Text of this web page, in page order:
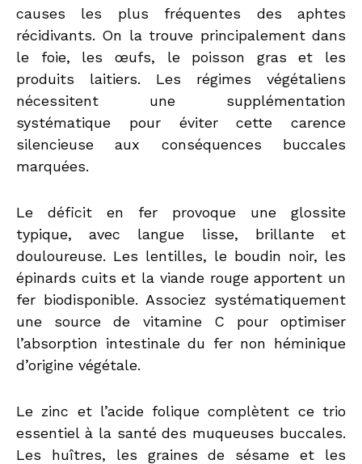
causes les plus fréquentes des aphtes
récidivants. On la trouve principalement dans
le foie, les œufs, le poisson gras et les
produits laitiers. Les régimes végétaliens
nécessitent une supplémentation
systématique pour éviter cette carence
silencieuse aux conséquences buccales
marquées.
Le déficit en fer provoque une glossite
typique, avec langue lisse, brillante et
douloureuse. Les lentilles, le boudin noir, les
épinards cuits et la viande rouge apportent un
fer biodisponible. Associez systématiquement
une source de vitamine C pour optimiser
l’absorption intestinale du fer non héminique
d’origine végétale.
Le zinc et l’acide folique complètent ce trio
essentiel à la santé des muqueuses buccales.
Les huîtres, les graines de sésame et les